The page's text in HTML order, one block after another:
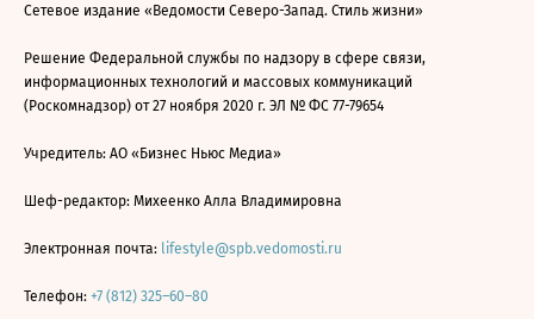
Сетевое издание «Ведомости Северо-Запад. Стиль жизни»
Решение Федеральной службы по надзору в сфере связи,
информационных технологий и массовых коммуникаций
(Роскомнадзор) от 27 ноября 2020 г. ЭЛ № ФС 77-79654
Учредитель: АО «Бизнес Ньюс Медиа»
Шеф-редактор: Михеенко Алла Владимировна
Электронная почта: lifestyle@spb.vedomosti.ru
Телефон: +7 (812) 325–60–80